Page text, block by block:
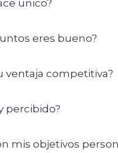
unico?
eres bueno?
ventaja competitiva?
percibido?
mis objetivos